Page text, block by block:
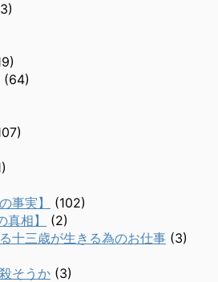
(64)
事実】
(102)
真相】
(2)
十三歳が生きる為のお仕事 (3)
そうか (3)